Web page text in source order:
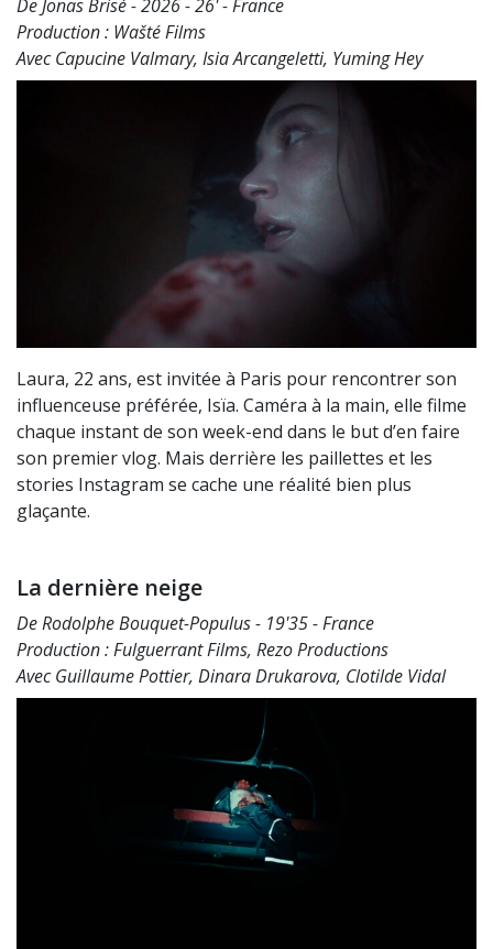
De Jonas Brisé - 2026 - 26' - France
Production : Wašté Films
Avec Capucine Valmary, Isia Arcangeletti, Yuming Hey
Laura, 22 ans, est invitée à Paris pour rencontrer son
influenceuse préférée, Isïa. Caméra à la main, elle filme
chaque instant de son week-end dans le but d’en faire
son premier vlog. Mais derrière les paillettes et les
stories Instagram se cache une réalité bien plus
glaçante.
La dernière neige
De Rodolphe Bouquet-Populus - 19'35 - France
Production : Fulguerrant Films, Rezo Productions
Avec Guillaume Pottier, Dinara Drukarova, Clotilde Vidal